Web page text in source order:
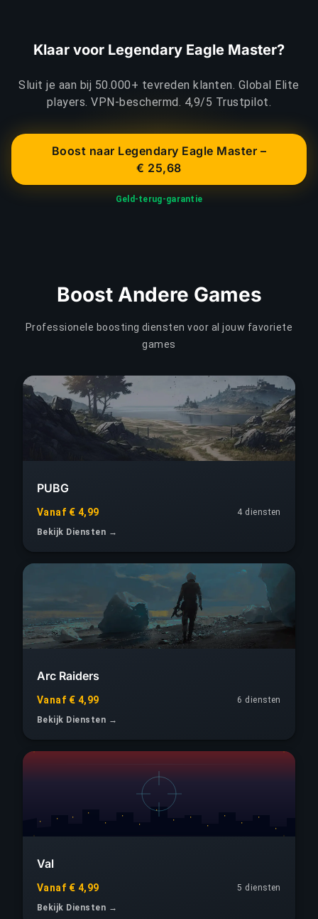
Klaar voor Legendary Eagle Master?
Sluit je aan bij 50.000+ tevreden klanten. Global Elite
players. VPN-beschermd. 4,9/5 Trustpilot.
Boost naar Legendary Eagle Master –
€ 25,68
Geld-terug-garantie
Boost Andere Games
Professionele boosting diensten voor al jouw favoriete
games
PUBG
Vanaf € 4,99
4 diensten
Bekijk Diensten →
Arc Raiders
Vanaf € 4,99
6 diensten
Bekijk Diensten →
Val
Vanaf € 4,99
5 diensten
Bekijk Diensten →